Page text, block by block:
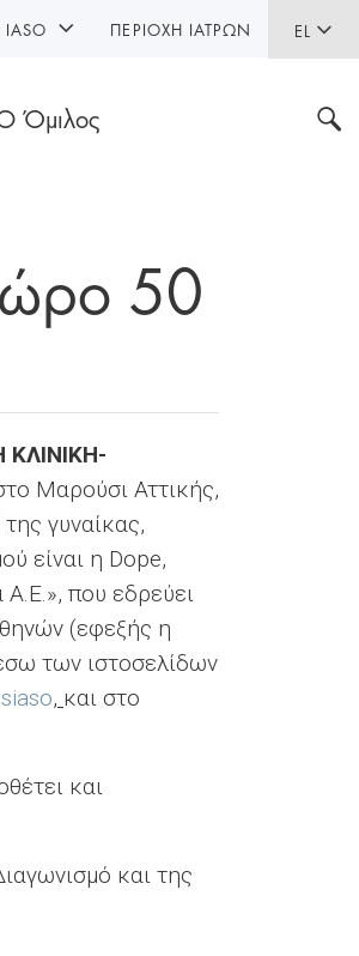
EL
Όμιλος
IASO ΠΕΡΙΟΧΉ ΙΑΤΡΏΝ
50
ΚΛΙΝΙΚΗ-
Μαρούσι Αττικής,
γυναίκας,
είναι η Dope,
που εδρεύει
(εφεξής η
των ιστοσελίδων
, και στο
και
και της